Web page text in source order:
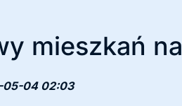
mieszkań
05-04 02:03